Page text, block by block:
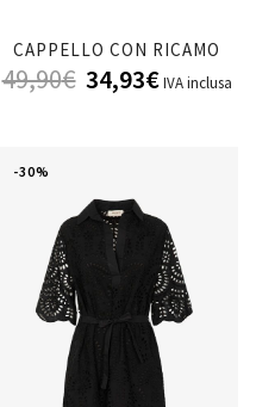
CAPPELLO CON RICAMO
49,90€ 34,93€ IVA inclusa
-30%